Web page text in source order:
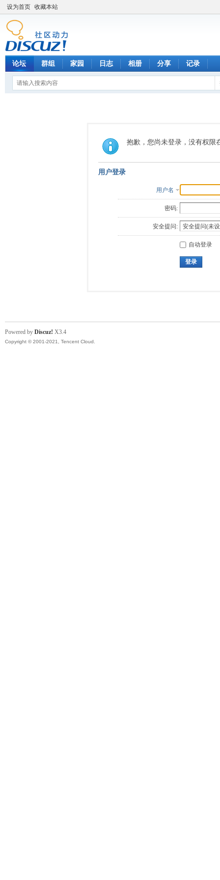
设为首页 收藏本站
论坛 群组 家园 日志 相册 分享 记录
抱歉，您尚未登录，没有权限
用户登录
用户名
密码:
安全提问:
自动登录
登录
Powered by Discuz! X3.4
Copyright © 2001-2021, Tencent Cloud.